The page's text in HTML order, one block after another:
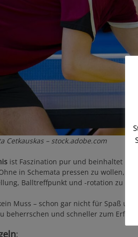
Cetkauskas – stock.adobe.com
ist Faszination pur und beinhaltet
in Schemata pressen zu wollen,
Balltreffpunkt und -rotation zu
Muss – schon gar nicht für Spaß
beherrschen und schneller zum Erfolg
: